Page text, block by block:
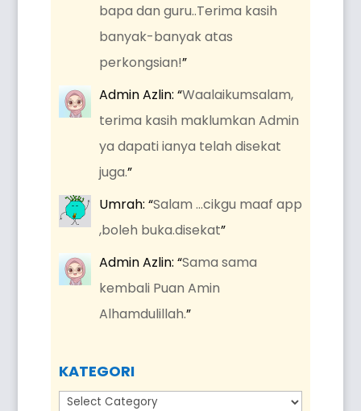
bapa dan guru..Terima kasih
banyak-banyak atas
perkongsian!”
Admin Azlin: “Waalaikumsalam,
terima kasih maklumkan Admin
ya dapati ianya telah disekat
juga.”
Umrah: “Salam …cikgu maaf app
,boleh buka.disekat”
Admin Azlin: “Sama sama
kembali Puan Amin
Alhamdulillah.”
KATEGORI
Kategori